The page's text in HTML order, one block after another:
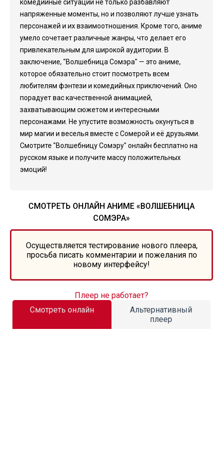
комедийные ситуации не только разбавляют
напряженные моменты, но и позволяют лучше узнать
персонажей и их взаимоотношения. Кроме того, аниме
умело сочетает различные жанры, что делает его
привлекательным для широкой аудитории. В
заключение, "Волшебница Сомэра" — это аниме,
которое обязательно стоит посмотреть всем
любителям фэнтези и комедийных приключений. Оно
порадует вас качественной анимацией,
захватывающим сюжетом и интересными
персонажами. Не упустите возможность окунуться в
мир магии и веселья вместе с Сомерой и её друзьями.
Смотрите "Волшебницу Сомэру" онлайн бесплатно на
русском языке и получите массу положительных
эмоций!
СМОТРЕТЬ ОНЛАЙН АНИМЕ «ВОЛШЕБНИЦА
СОМЭРА»
Осуществляется тестирование нового плеера,
просьба писать комментарии и пожелания по
новому интерфейсу!
Смотреть онлайн
Альтернативный
плеер
Плеер не работает?